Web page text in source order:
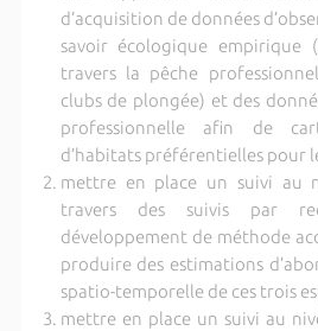
d’acquisition de données
savoir écologique empirique
travers la pêche
clubs de plongée) et des
professionnelle afin de
d’habitats préférentielles pour
mettre en place un suivi au
travers des suivis par
développement de méthode
produire des estimations
spatio-temporelle de ces trois
mettre en place un suivi au